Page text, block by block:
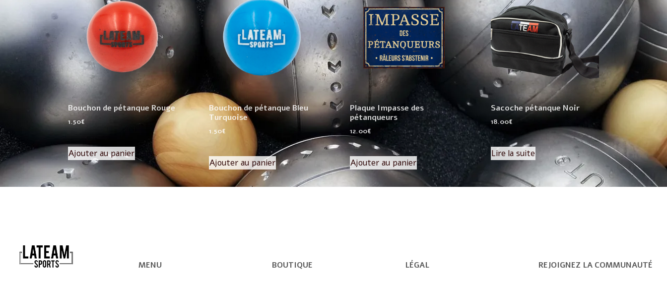
Bouchon de pétanque Rouge
1.50€
Ajouter au panier
Bouchon de pétanque Bleu
Turquoise
1.50€
Ajouter au panier
Plaque Impasse des
pétanqueurs
12.00€
Ajouter au panier
Sacoche pétanque Noir
18.00€
Lire la suite
MENU BOUTIQUE LÉGAL REJOIGNEZ LA COMMUNAUTÉ